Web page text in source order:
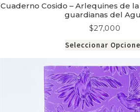
Cuaderno Cosido – Arlequines de
guardianas del
$27,000
Seleccionar